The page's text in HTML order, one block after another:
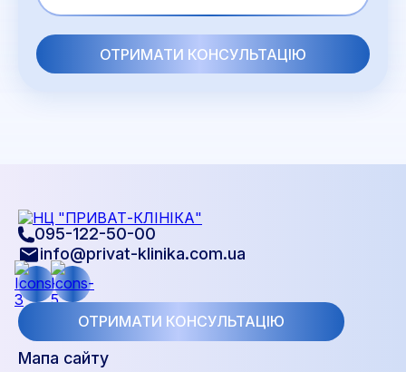
095-122-50-00
info@privat-klinika.com.ua
ОТРИМАТИ КОНСУЛЬТАЦІЮ
Мапа сайту